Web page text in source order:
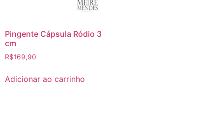
Pingente Cápsula Ródio 3
cm
R$169,90
Adicionar ao carrinho